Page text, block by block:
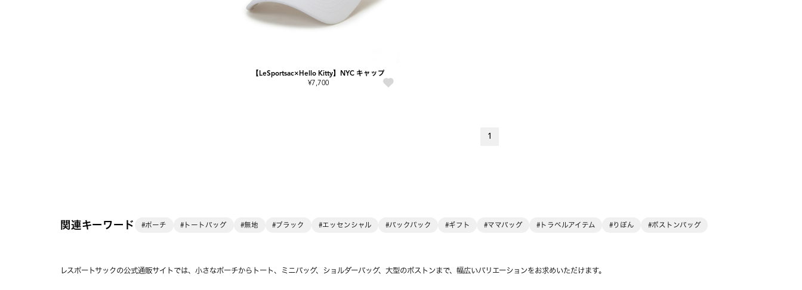
【LeSportsac×Hello Kitty】NYC キャップ
¥7,700
1
関連キーワード #ポーチ #トートバッグ #無地 #ブラック #エッセンシャル #バックパック #ギフト #ママバッグ #トラベルアイテム #りぼん #ボストンバッグ
レスポートサックの公式通販サイトでは、小さなポーチからトート、ミニバッグ、ショルダーバッグ、大型のボストンまで、幅広いバリエーションをお求めいただけます。